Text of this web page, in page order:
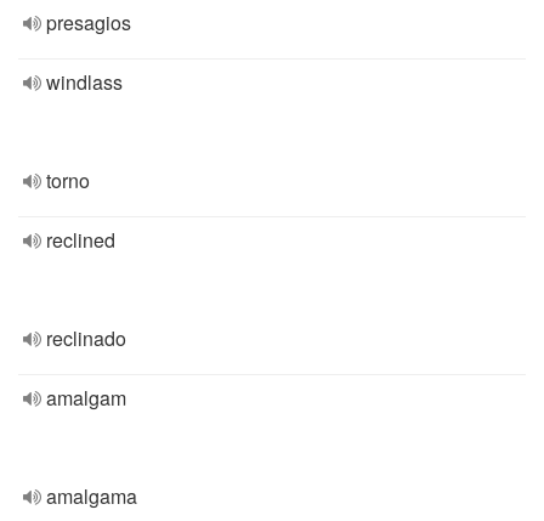
presagios
windlass
torno
reclined
reclinado
amalgam
amalgama